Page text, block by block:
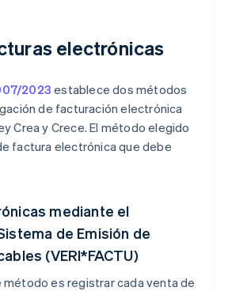
electrónicas
2023 establece dos métodos
de facturación electrónica
Crea y Crece. El método elegido
factura electrónica que debe
mediante el
de Emisión de
(VERI*FACTU)
es registrar cada venta de